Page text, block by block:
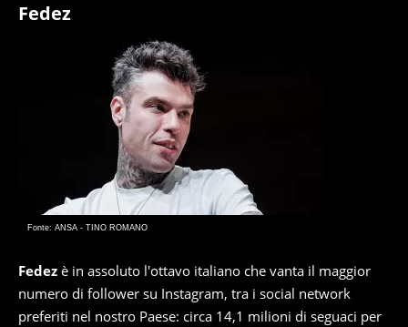
Fedez
Fonte: ANSA - TINO ROMANO
Fedez è in assoluto l'ottavo italiano che vanta il maggior
numero di follower su Instagram, tra i social network
preferiti nel nostro Paese: circa 14,1 milioni di seguaci per